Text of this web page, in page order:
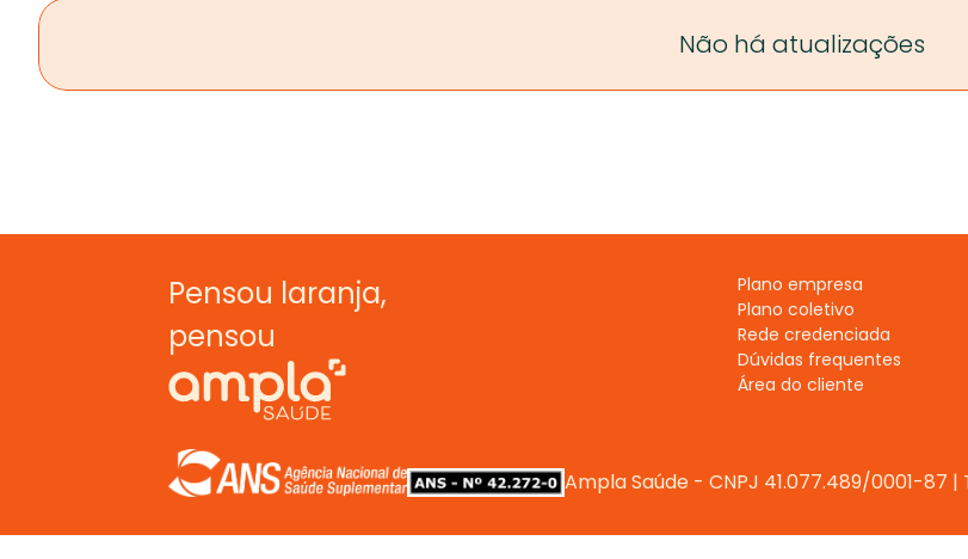
Não há atualizações
Pensou laranja,
pensou
Plano empresa
Plano coletivo
Rede credenciada
Dúvidas frequentes
Área do cliente
Ampla Saúde - CNPJ 41.077.489/0001-87